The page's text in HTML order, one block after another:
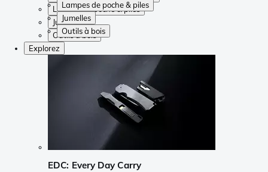
Lampes de poche & piles
Jumelles
Outils à bois
Lampes de poche & piles
Jumelles
Outils à bois
Explorez
EDC: Every Day Carry